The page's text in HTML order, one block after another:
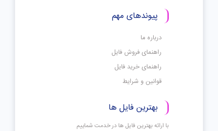
پیوندهای مهم
درباره ما
راهنمای فروش فایل
راهنمای خرید فایل
قوانین و شرایط
بهترین فایل ها
با ارائه بهترین فایل ها در خدمت شماییم